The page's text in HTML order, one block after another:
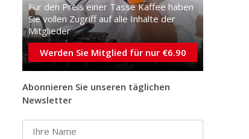
Für den Preis einer Tasse Kaffee haben
Sie vollen Zugriff auf alle Inhalte der
Mitglieder
Werden Sie Mitglied für nur €6.90
Abonnieren Sie unseren täglichen
Newsletter